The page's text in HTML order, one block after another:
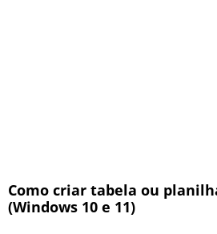
Como criar tabela ou
(Windows 10 e 11)